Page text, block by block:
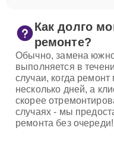
Как долго
ремонте?
Обычно, замена
выполняется в
случаи, когда ремонт
несколько дней, а
скорее
случаях - мы
ремонта без очереди!